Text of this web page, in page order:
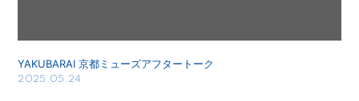
YAKUBARAI 京都ミューズアフタートーク
2025.05.24